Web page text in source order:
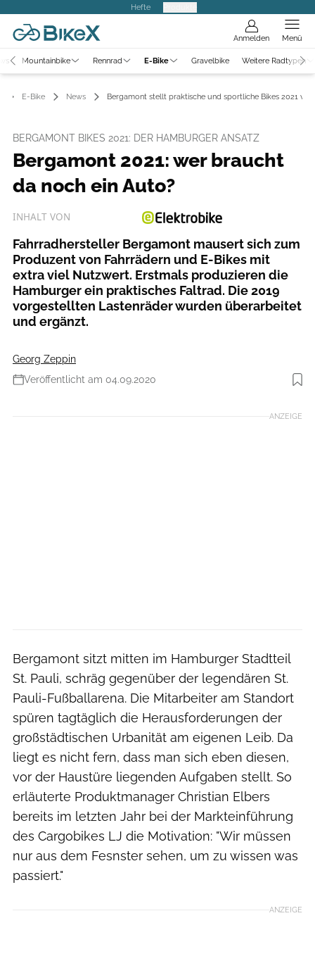
Hefte
Anmelden Menü
Mountainbike Rennrad E-Bike Gravelbike Weitere Radtypen
E-Bike News Bergamont stellt praktische und sportliche Bikes 2021 vor
BERGAMONT BIKES 2021: DER HAMBURGER ANSATZ
Bergamont 2021: wer braucht
da noch ein Auto?
INHALT VON
Fahrradhersteller Bergamont mausert sich zum
Produzent von Fahrrädern und E-Bikes mit
extra viel Nutzwert. Erstmals produzieren die
Hamburger ein praktisches Faltrad. Die 2019
vorgestellten Lastenräder wurden überarbeitet
und ergänzt.
Georg Zeppin
Veröffentlicht am 04.09.2020
Foto: Bergamont
ANZEIGE
Bergamont sitzt mitten im Hamburger Stadtteil
St. Pauli, schräg gegenüber der legendären St.
Pauli-Fußballarena. Die Mitarbeiter am Standort
spüren tagtäglich die Herausforderungen der
großstädtischen Urbanität am eigenen Leib. Da
liegt es nicht fern, dass man sich eben diesen,
vor der Haustüre liegenden Aufgaben stellt. So
erläuterte Produktmanager Christian Elbers
bereits im letzten Jahr bei der Markteinführung
des Cargobikes LJ die Motivation: "Wir müssen
nur aus dem Fesnster sehen, um zu wissen was
passiert."
ANZEIGE